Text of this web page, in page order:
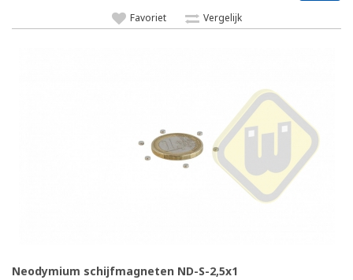
Favoriet Vergelijk
Neodymium schijfmagneten ND-S-2,5x1